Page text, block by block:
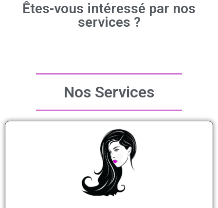
Êtes-vous intéressé par nos
services ?
Nos Services